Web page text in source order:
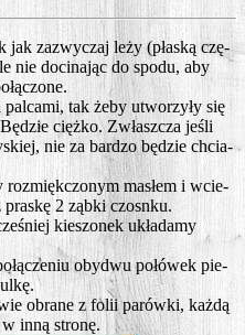
jak zazwy­czaj leży (pła­ską czę­
nie doci­na­jąc do spodu, aby
tak żeby utwo­rzy­ły się
cięż­ko. Zwłasz­cza jeśli
nie za bar­dzo będzie chcia­
roz­mięk­czo­nym masłem i wcie­
2 ząb­ki czosnku.
kie­szo­nek ukła­da­my
oby­dwu połó­wek pie­
obra­ne z folii parów­ki, każ­dą
inną stronę.